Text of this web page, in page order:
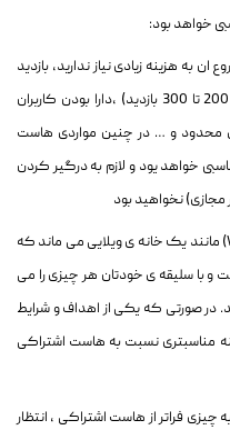
خواهد بود:
به هزینه زیادی نیاز ندارید، بازدید
سایت نه چندان زیاد (روزی 200 تا 300 بازدید) ،دارا بودن کاربران
محدود و … در چنین مواردی هاست
خواهد یود و لازم به درگیر کردن
مجازی) نخواهید بود
سرور مجازی اختصاصی (VPS) مانند یک خانه ی ویلایی می ماند که
با سلیقه ی خودتان هر چیزی را می
در صورتی که یکی از اهداف و شرایط
مناسبتری نسبت به هاست اشتراکی
فراتر از هاست اشتراکی ، انتظار